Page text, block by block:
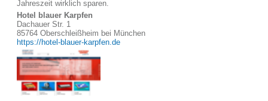
Jahreszeit wirklich sparen.
Hotel blauer Karpfen
Dachauer Str. 1
85764 Oberschleißheim bei München
https://hotel-blauer-karpfen.de